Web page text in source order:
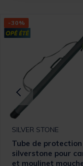
-30%
SILVER STONE
Tube de protection
silverstone pour
et moulinet